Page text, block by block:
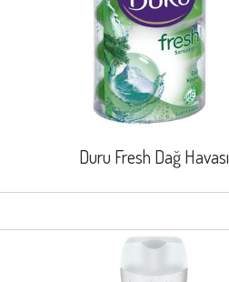
Duru Fresh Dağ Havası